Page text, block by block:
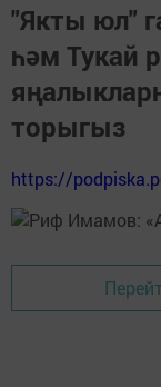
"Якты юл"
һәм Тукай
торыгыз
https://